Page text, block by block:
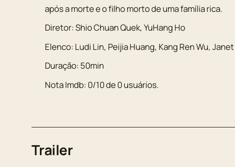
após a morte e o filho morto de uma família rica.
Diretor:Shio Chuan Quek, YuHang Ho
Elenco: Ludi Lin, Peijia Huang, Kang Ren Wu,
Duração: 50min
Nota Imdb: 0/10de0usuários.
Trailer